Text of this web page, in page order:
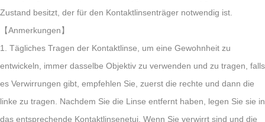
Zustand besitzt, der für den Kontaktlinsenträger notwendig ist.
【Anmerkungen】
1. Tägliches Tragen der Kontaktlinse, um eine Gewohnheit zu
entwickeln, immer dasselbe Objektiv zu verwenden und zu tragen, falls
es Verwirrungen gibt, empfehlen Sie, zuerst die rechte und dann die
linke zu tragen. Nachdem Sie die Linse entfernt haben, legen Sie sie in
das entsprechende Kontaktlinsenetui. Wenn Sie verwirrt sind und die